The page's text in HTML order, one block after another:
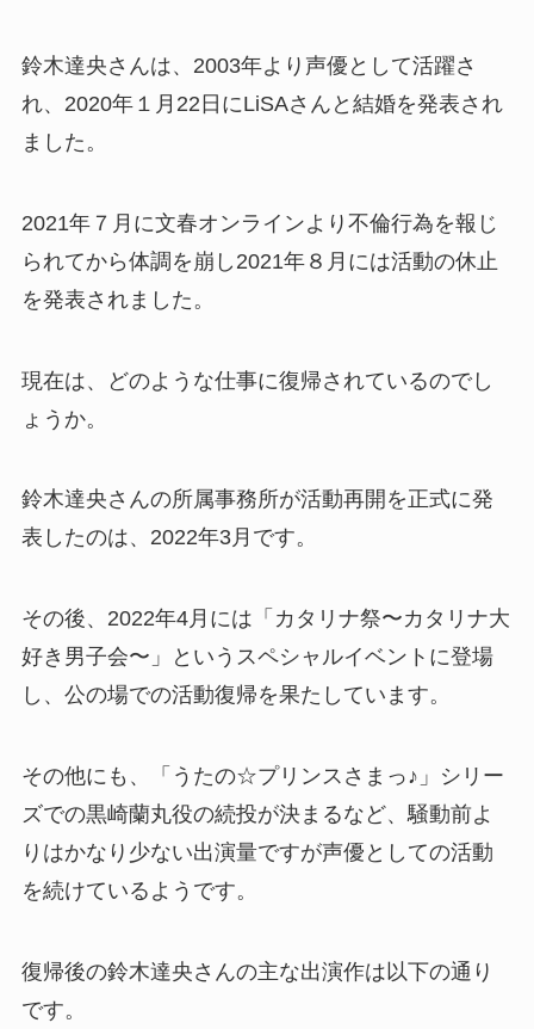
鈴木達央さんは、2003年より声優として活躍さ
れ、2020年１月22日にLiSAさんと結婚を発表され
ました。
2021年７月に文春オンラインより不倫行為を報じ
られてから体調を崩し2021年８月には活動の休止
を発表されました。
現在は、どのような仕事に復帰されているのでし
ょうか。
鈴木達央さんの所属事務所が活動再開を正式に発
表したのは、2022年3月です。
その後、2022年4月には「カタリナ祭〜カタリナ大
好き男子会〜」というスペシャルイベントに登場
し、公の場での活動復帰を果たしています。
その他にも、「うたの☆プリンスさまっ♪」シリー
ズでの黒崎蘭丸役の続投が決まるなど、騒動前よ
りはかなり少ない出演量ですが声優としての活動
を続けているようです。
復帰後の鈴木達央さんの主な出演作は以下の通り
です。